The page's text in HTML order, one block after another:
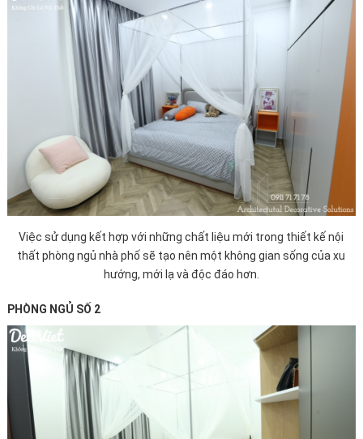
Việc sử dụng kết hợp với những chất liệu mới trong thiết kế nội
thất phòng ngủ nhà phố sẽ tạo nên một không gian sống của xu
hướng, mới lạ và độc đáo hơn.
PHÒNG NGỦ SỐ 2